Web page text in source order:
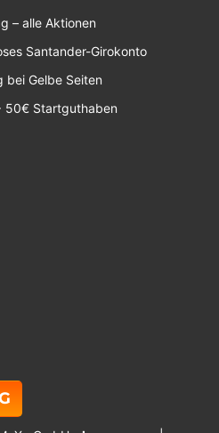
– alle Aktionen
Santander-Girokonto
bei Gelbe Seiten
50€ Startguthaben